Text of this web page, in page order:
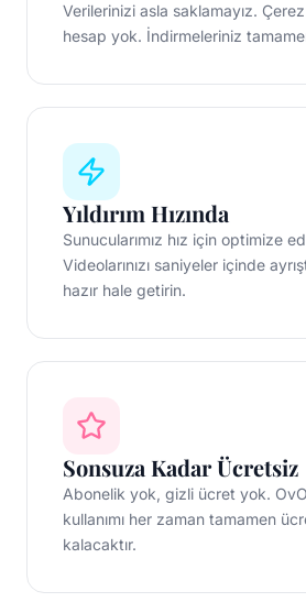
Verilerinizi asla saklamayız.
hesap yok. İndirmeleriniz
Yıldırım Hızında
Sunucularımız hız için optimize
Videolarınızı saniyeler içinde
hazır hale getirin.
Sonsuza Kadar Ücretsiz
Abonelik yok, gizli ücret yok.
kullanımı her zaman tamamen
kalacaktır.